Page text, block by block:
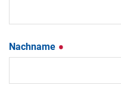
Nachname